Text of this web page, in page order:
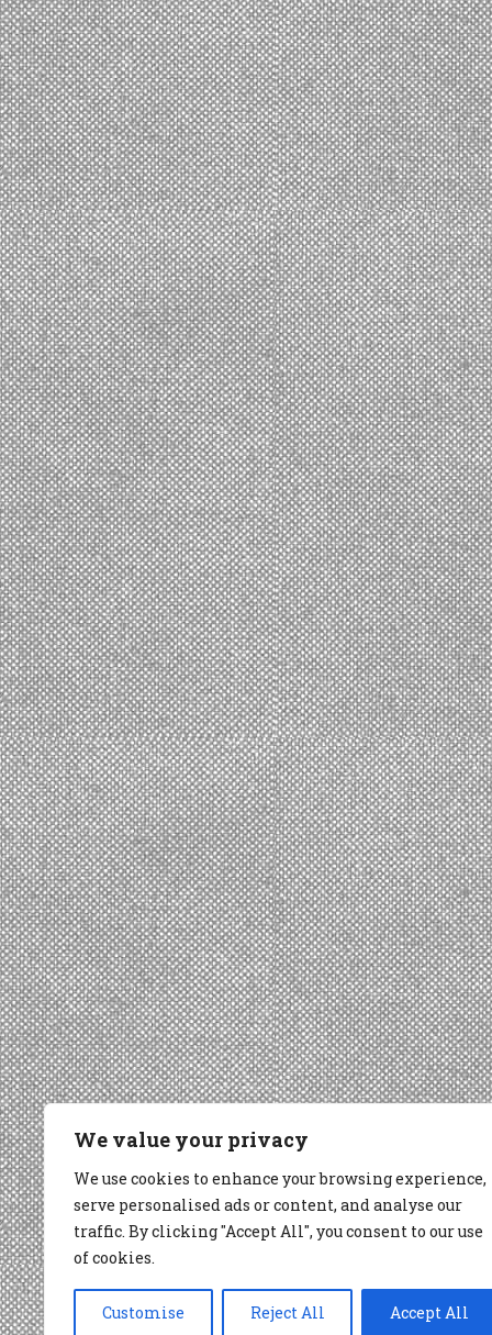
We value your privacy
We use cookies to enhance your browsing experience,
serve personalised ads or content, and analyse our
traffic. By clicking "Accept All", you consent to our use
of cookies.
Customise Reject All Accept All